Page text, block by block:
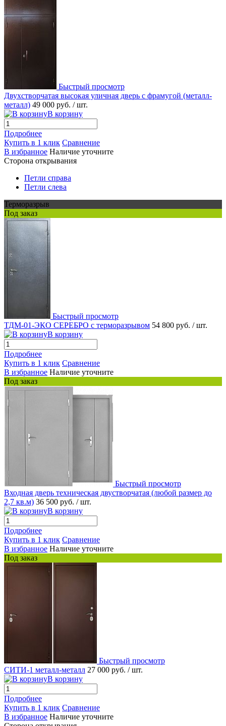
Быстрый просмотр
Двухстворчатая высокая уличная дверь с фрамугой (металл-
металл) 49 000 руб. / шт.
В корзину
Подробнее
Купить в 1 клик Сравнение
В избранное Наличие уточните
Сторона открывания
Петли справа
Петли слева
Терморазрыв
Под заказ
Быстрый просмотр
ТДМ-01-ЭКО СЕРЕБРО с терморазрывом 54 800 руб. / шт.
В корзину
Подробнее
Купить в 1 клик Сравнение
В избранное Наличие уточните
Под заказ
Быстрый просмотр
Входная дверь техническая двустворчатая (любой размер до
2,7 кв.м) 36 500 руб. / шт.
В корзину
Подробнее
Купить в 1 клик Сравнение
В избранное Наличие уточните
Под заказ
Быстрый просмотр
СИТИ-1 металл-металл 27 000 руб. / шт.
В корзину
Подробнее
Купить в 1 клик Сравнение
В избранное Наличие уточните